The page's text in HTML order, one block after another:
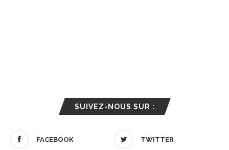
SUIVEZ-NOUS SUR :
FACEBOOK TWITTER